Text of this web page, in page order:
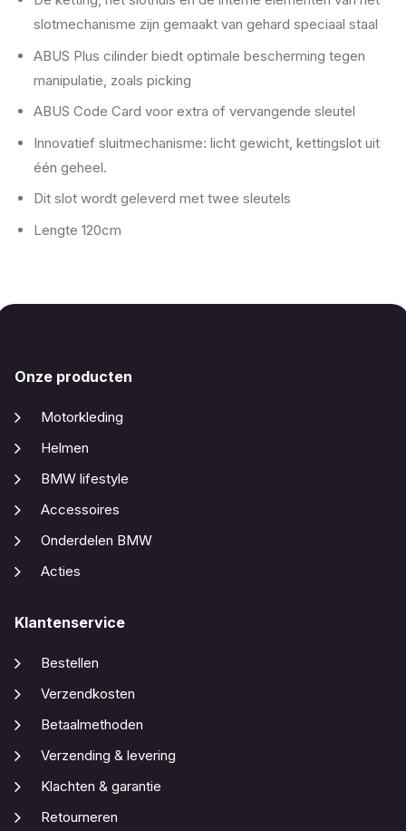
slotmechanisme zijn gemaakt van gehard speciaal staal
ABUS Plus cilinder biedt optimale bescherming tegen
manipulatie, zoals picking
ABUS Code Card voor extra of vervangende sleutel
Innovatief sluitmechanisme: licht gewicht, kettingslot uit
één geheel.
Dit slot wordt geleverd met twee sleutels
Lengte 120cm
Onze producten
Motorkleding
Helmen
BMW lifestyle
Accessoires
Onderdelen BMW
Acties
Klantenservice
Bestellen
Verzendkosten
Betaalmethoden
Verzending & levering
Klachten & garantie
Retourneren